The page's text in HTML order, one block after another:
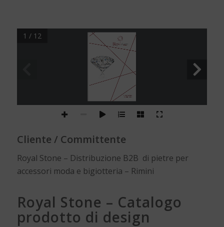
1 / 12
Cliente / Committente
Royal Stone – Distribuzione B2B di pietre per
accessori moda e bigiotteria – Rimini
Royal Stone – Catalogo
prodotto di design